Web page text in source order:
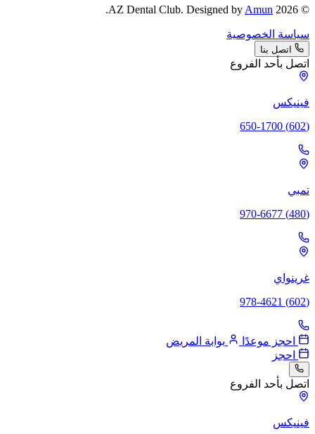
© 2026 AZ Dental Club. Designed by
Amun
.
سياسة الخصوصية
اتصل بنا
اتصل بأحد الفروع
فينيكس
(602) 650-1700
تمبي
(480) 970-6677
غرينواي
(602) 978-4621
احجز موعدًا
بوابة المريض
احجز
اتصل بأحد الفروع
فينيكس